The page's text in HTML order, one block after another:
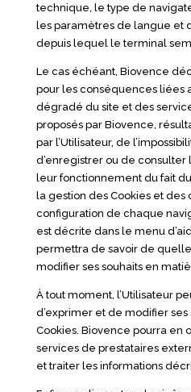
technique, le type de
les paramètres de langue et
depuis lequel le terminal
Le cas échéant, Biovence
pour les conséquences liées
dégradé du site et des
proposés par Biovence,
par l’Utilisateur, de
d’enregistrer ou de consulter
leur fonctionnement du fait
la gestion des Cookies et des
configuration de chaque
est décrite dans le menu
permettra de savoir de
modifier ses souhaits en
À tout moment, l’Utilisateur
d’exprimer et de modifier
Cookies. Biovence pourra en
services de prestataires
et traiter les informations